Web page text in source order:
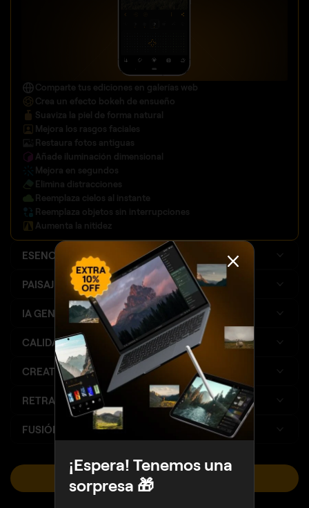
Comparte tus ediciones en galerías web
Crea un efecto bokeh de ensueño
Suaviza la piel de forma natural
Mejora los rasgos faciales
Restaura fotos antiguas
Añade iluminación dimensional
Mejora en segundos
Elimina distracciones
Reemplaza cielos al instante
Reemplaza objetos sin interrupciones
Aumenta la nitidez
ESENCIALES
PAISAJE
IA GENERATIVA MEJORADO
CALIDAD DE IMAGEN
CREATIVAS
RETRATO
FUSIÓN DE FOTOS
VER LOS PLANES
¡Espera! Tenemos una
sorpresa 🎁